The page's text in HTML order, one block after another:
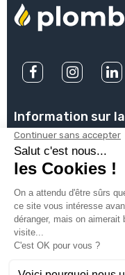
Information sur
PLOMBSERVICE
INFOS PRATIQUES
VOTRE COMPTE